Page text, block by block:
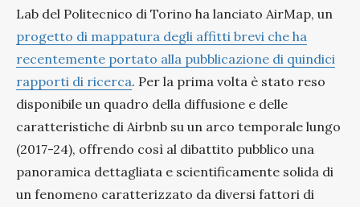
Lab del Politecnico di Torino ha lanciato AirMap, un
progetto di mappatura degli affitti brevi che ha
recentemente portato alla pubblicazione di quindici
rapporti di ricerca. Per la prima volta è stato reso
disponibile un quadro della diffusione e delle
caratteristiche di Airbnb su un arco temporale lungo
(2017-24), offrendo così al dibattito pubblico una
panoramica dettagliata e scientificamente solida di
un fenomeno caratterizzato da diversi fattori di